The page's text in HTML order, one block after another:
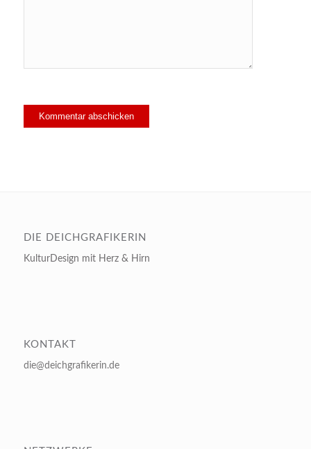
DIE DEICHGRAFIKERIN
KulturDesign mit Herz & Hirn
KONTAKT
die@deichgrafikerin.de